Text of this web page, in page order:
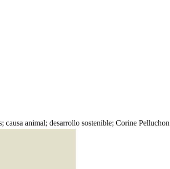
causa animal; desarrollo sostenible; Corine Pelluchon